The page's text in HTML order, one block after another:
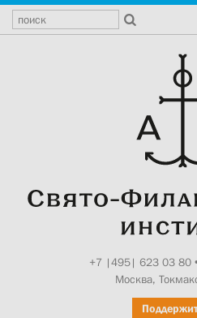
+7 |495| 623 03 80
Москва,